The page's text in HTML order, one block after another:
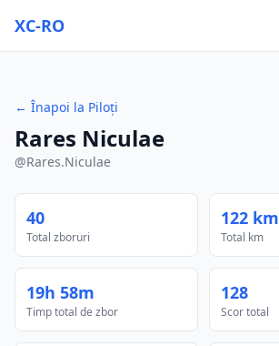
XC-RO
← Înapoi la Piloți
Rares Niculae
@Rares.Niculae
40
Total zboruri
122 km
Total km
19h 58m
Timp total de zbor
128
Scor total